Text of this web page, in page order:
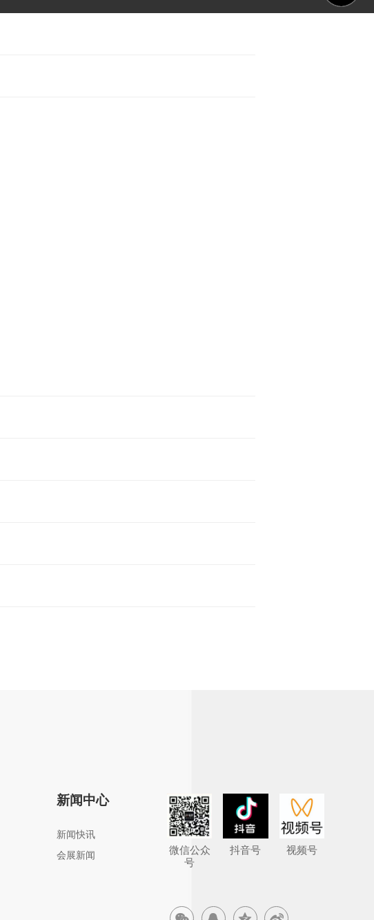
新闻中心
新闻快讯
会展新闻
微信公众
号
抖音号 视频号